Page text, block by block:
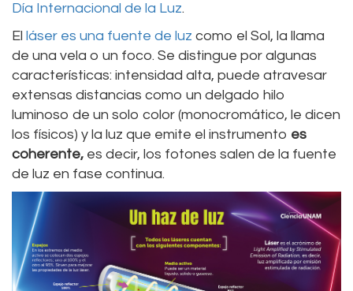
Día Internacional de la Luz.
El láser es una fuente de luz como el Sol, la llama
de una vela o un foco. Se distingue por algunas
características: intensidad alta, puede atravesar
extensas distancias como un delgado hilo
luminoso de un solo color (monocromático, le dicen
los físicos) y la luz que emite el instrumento es
coherente, es decir, los fotones salen de la fuente
de luz en fase continua.